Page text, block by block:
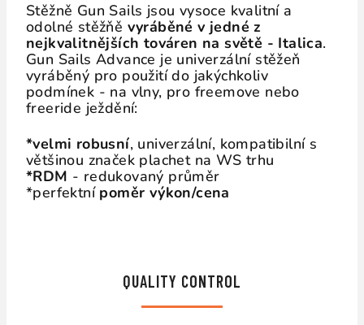
Stěžně Gun Sails jsou vysoce kvalitní a
odolné stěžňě vyráběné v jedné z
nejkvalitnějších továren na světě - Italica.
Gun Sails Advance je univerzální stěžeň
vyráběný pro použití do jakýchkoliv
podmínek - na vlny, pro freemove nebo
freeride ježdění:
*velmi robusní, univerzální, kompatibilní s
většinou značek plachet na WS trhu
*RDM - redukovaný průměr
*perfektní poměr výkon/cena
QUALITY CONTROL